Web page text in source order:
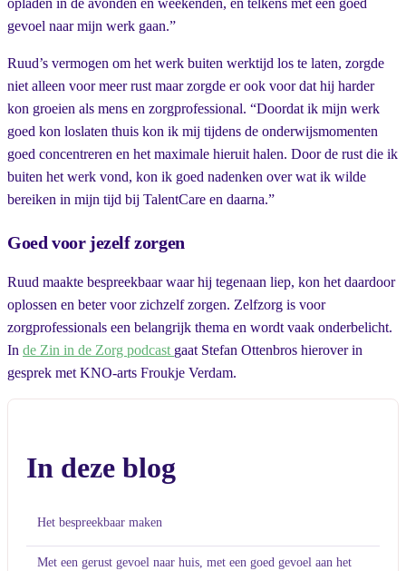
gevoel naar mijn werk gaan.”
Ruud’s vermogen om het werk buiten werktijd los te laten, zorgde
niet alleen voor meer rust maar zorgde er ook voor dat hij harder
kon groeien als mens en zorgprofessional. “Doordat ik mijn werk
goed kon loslaten thuis kon ik mij tijdens de onderwijsmomenten
goed concentreren en het maximale hieruit halen. Door de rust die ik
buiten het werk vond, kon ik goed nadenken over wat ik wilde
bereiken in mijn tijd bij TalentCare en daarna.”
Goed voor jezelf zorgen
Ruud maakte bespreekbaar waar hij tegenaan liep, kon het daardoor
oplossen en beter voor zichzelf zorgen. Zelfzorg is voor
zorgprofessionals een belangrijk thema en wordt vaak onderbelicht.
In de Zin in de Zorg podcast gaat Stefan Ottenbros hierover in
gesprek met KNO-arts Froukje Verdam.
In deze blog
Het bespreekbaar maken
Met een gerust gevoel naar huis, met een goed gevoel aan het